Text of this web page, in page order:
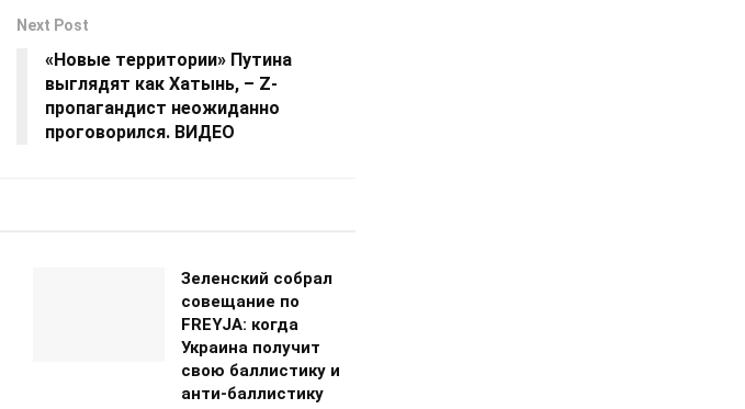
Next Post
«Новые территории» Путина
выглядят как Хатынь, – Z-
пропагандист неожиданно
проговорился. ВИДЕО
Зеленский собрал
совещание по
FREYJA: когда
Украина получит
свою баллистику и
анти-баллистику